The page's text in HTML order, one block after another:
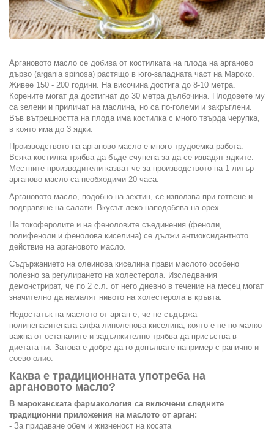
Аргановото масло се добива от костилката на плода на арганово
дърво (argania spinosa) растящо в юго-западната част на Мароко.
Живее 150 - 200 години. На височина достига до 8-10 метра.
Корените могат да достигнат до 30 метра дълбочина. Плодовете му
са зелени и приличат на маслина, но са по-големи и закръглени.
Във вътрешността на плода има костилка с много твърда черупка,
в която има до 3 ядки.
Производството на арганово масло е много трудоемка работа.
Всяка костилка трябва да бъде счупена за да се извадят ядките.
Местните производители казват че за производството на 1 литър
арганово масло са необходими 20 часа.
Аргановото масло, подобно на зехтин, се използва при готвене и
подправяне на салати. Вкусът леко наподобява на орех.
На токоферолите и на феноловите съединения (феноли,
полифеноли и фенолова киселина) се дължи антиоксидантното
действие на аргановото масло.
Съдържанието на олеинова киселина прави маслото особено
полезно за регулирането на холестерола. Изследвания
демонстрират, че по 2 с.л. от него дневно в течение на месец могат
значително да намалят нивото на холестерола в кръвта.
Недостатък на маслото от арган е, че не съдържа
полиненаситената алфа-линоленова киселина, която е не по-малко
важна от останалите и задължително трябва да присъства в
диетата ни. Затова е добре да го допълвате например с рапично и
соево олио.
Каква е традиционната употреба на
аргановото масло?
В мароканската фармакология са включени следните
традиционни приложения на маслото от арган:
- За придаване обем и жизненост на косата